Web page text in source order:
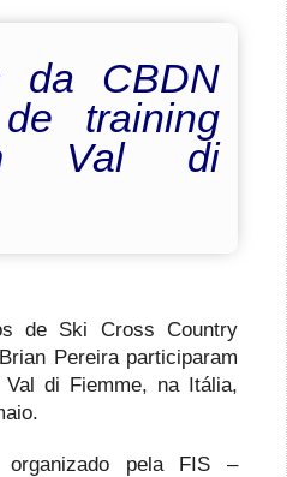
da CBDN
training
Val di
de Ski Cross Country
Pereira participaram
di Fiemme, na Itália,
pela FIS –